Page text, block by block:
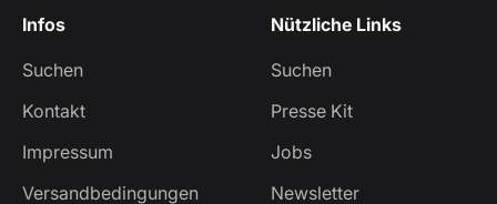
Infos
Suchen
Kontakt
Impressum
Versandbedingungen
Nützliche Links
Suchen
Presse Kit
Jobs
Newsletter